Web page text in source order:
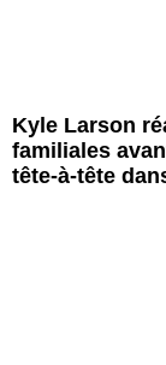
Kyle Larson
familiales
tête-à-tête